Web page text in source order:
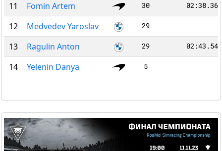
11 Fomin Artem 30 02:38.367
12 Medvedev Yaroslav 29
13 Ragulin Anton 29 02:43.547
14 Yelenin Danya 5